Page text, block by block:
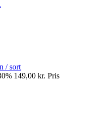
/ sort
149,00 kr. Pris